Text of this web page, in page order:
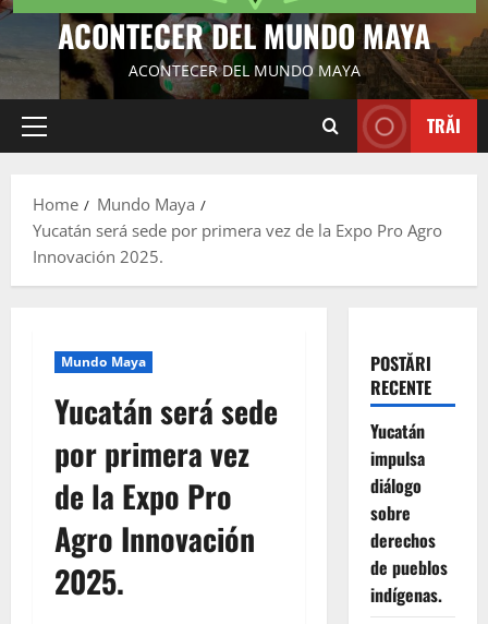
ACONTECER DEL MUNDO MAYA
ACONTECER DEL MUNDO MAYA
Primary
TRĂI
Home
Mundo Maya
Yucatán será sede por primera vez de la Expo Pro Agro
Innovación 2025.
Mundo Maya
Yucatán será sede
por primera vez
de la Expo Pro
Agro Innovación
2025.
POSTĂRI
RECENTE
Yucatán
impulsa
diálogo
sobre
derechos
de pueblos
indígenas.